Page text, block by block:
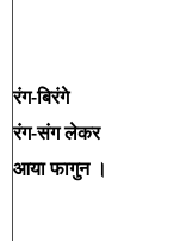
रंग-बिरंगे
रंग-संग लेकर
आया फागुन ।